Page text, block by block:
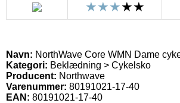
Navn: NorthWave Core WMN Dame
Kategori: Beklædning > Cykelsko
Producent: Northwave
Varenummer: 80191021-17-40
EAN: 80191021-17-40